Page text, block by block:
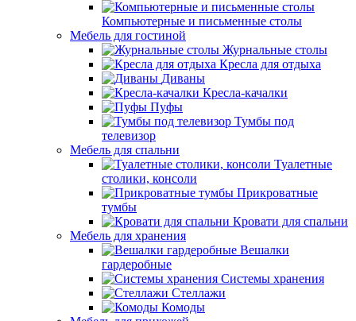
Компьютерные и письменные столы
Мебель для гостиной
Журнальные столы
Кресла для отдыха
Диваны
Кресла-качалки
Пуфы
Тумбы под
телевизор
Мебель для спальни
Туалетные
столики, консоли
Прикроватные
тумбы
Кровати для спальни
Мебель для хранения
Вешалки
гардеробные
Системы хранения
Стеллажи
Комоды